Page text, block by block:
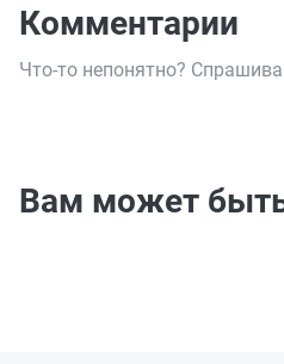
Комментарии
Что-то непонятно?
Вам может